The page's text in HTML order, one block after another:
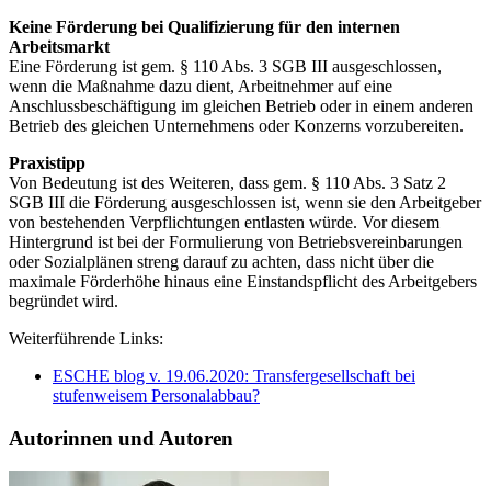
Keine Förderung bei Qualifizierung für den internen
Arbeitsmarkt
Eine Förderung ist gem. § 110 Abs. 3 SGB III ausgeschlossen,
wenn die Maßnahme dazu dient, Arbeitnehmer auf eine
Anschlussbeschäftigung im gleichen Betrieb oder in einem anderen
Betrieb des gleichen Unternehmens oder Konzerns vorzubereiten.
Praxistipp
Von Bedeutung ist des Weiteren, dass gem. § 110 Abs. 3 Satz 2
SGB III die Förderung ausgeschlossen ist, wenn sie den Arbeitgeber
von bestehenden Verpflichtungen entlasten würde. Vor diesem
Hintergrund ist bei der Formulierung von Betriebsvereinbarungen
oder Sozialplänen streng darauf zu achten, dass nicht über die
maximale Förderhöhe hinaus eine Einstandspflicht des Arbeitgebers
begründet wird.
Weiterführende Links:
ESCHE blog v. 19.06.2020: Transfergesellschaft bei
stufenweisem Personalabbau?
Autorinnen und Autoren